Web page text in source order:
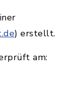
) erstellt.
am: